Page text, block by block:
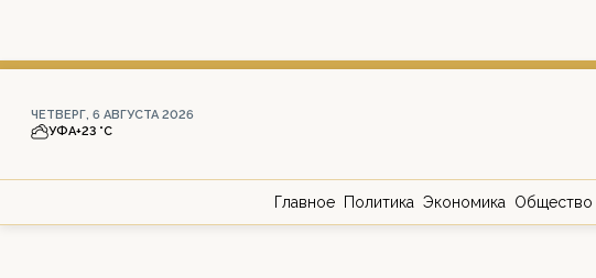
ЧЕТВЕРГ, 6 АВГУСТА 2026
УФА+23 °С
Главное Политика Экономика Общество